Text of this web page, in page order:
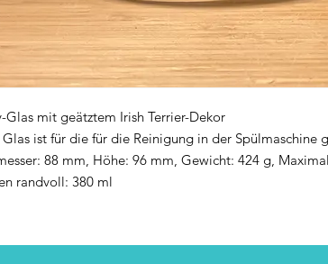
Glas mit geätztem Irish Terrier-Dekor
Glas ist für die für die Reinigung in der Spülmaschine
88 mm, Höhe: 96 mm, Gewicht: 424 g,
randvoll: 380 ml